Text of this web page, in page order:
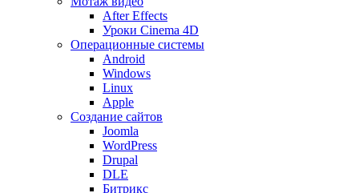
After Effects
Уроки Cinema 4D
Операционные системы
Android
Windows
Linux
Apple
Создание сайтов
Joomla
WordPress
Drupal
DLE
Битрикс